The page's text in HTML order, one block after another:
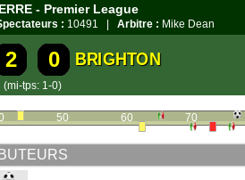
- Premier League
: 10491 | Arbitre : Mike Dean
2 0 BRIGHTON
(mi-tps: 1-0)
50 60 70
BUTEURS